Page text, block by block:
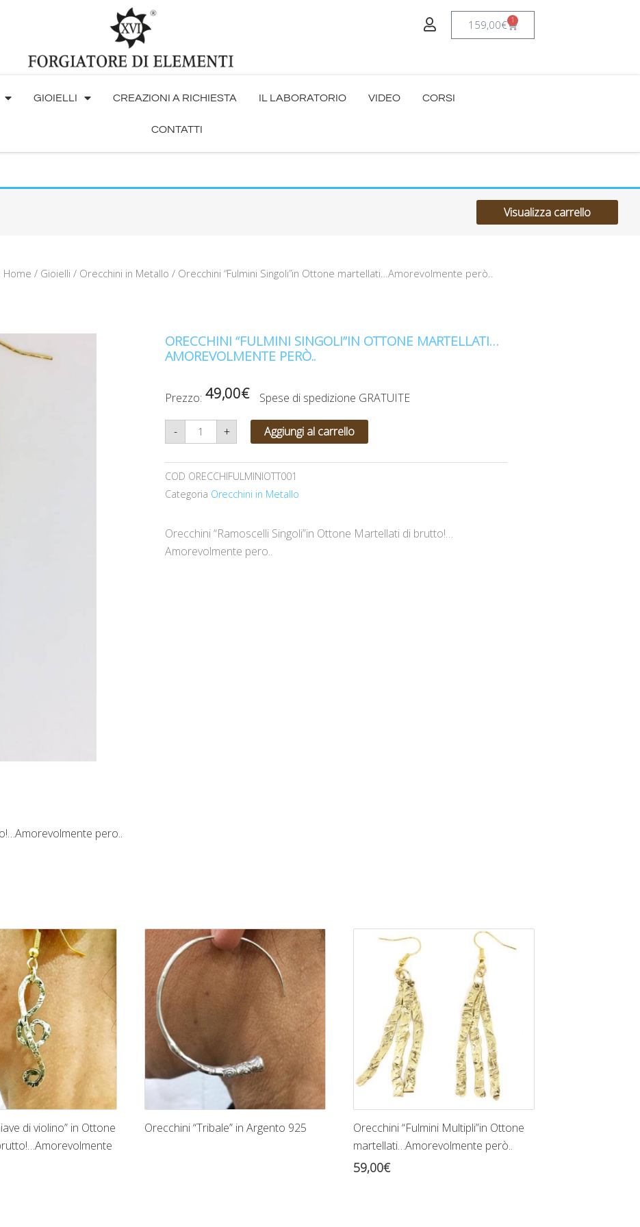
159,00€ 1
Carrello
GIOIELLI CREAZIONI A RICHIESTA IL LABORATORIO VIDEO CORSI
CONTATTI
Visualizza carrello
Home / Gioielli / Orecchini in Metallo / Orecchini “Fulmini Singoli”in Ottone martellati…Amorevolmente però..
ORECCHINI “FULMINI SINGOLI”IN OTTONE MARTELLATI…
AMOREVOLMENTE PERÒ..
Prezzo: 49,00€ Spese di spedizione GRATUITE
- Orecchini
"Fulmini
Singoli"in
però..
quantità
+ Aggiungi al carrello
COD ORECCHIFULMINIOTT001
Categoria Orecchini in Metallo
Orecchini “Ramoscelli Singoli”in Ottone Martellati di brutto!…
Amorevolmente pero..
pero..
di violino” in Ottone
Orecchini “Tribale” in Argento 925
Orecchini “Fulmini Multipli”in Ottone
martellati…Amorevolmente però..
59,00€